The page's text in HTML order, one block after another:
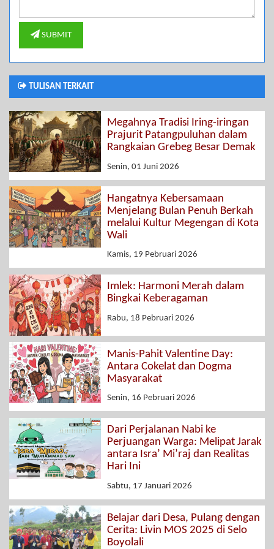
SUBMIT
TULISAN TERKAIT
Megahnya Tradisi Iring-iringan
Prajurit Patangpuluhan dalam
Rangkaian Grebeg Besar Demak
Senin, 01 Juni 2026
Hangatnya Kebersamaan
Menjelang Bulan Penuh Berkah
melalui Kultur Megengan di Kota
Wali
Kamis, 19 Pebruari 2026
Imlek: Harmoni Merah dalam
Bingkai Keberagaman
Rabu, 18 Pebruari 2026
Manis-Pahit Valentine Day:
Antara Cokelat dan Dogma
Masyarakat
Senin, 16 Pebruari 2026
Dari Perjalanan Nabi ke
Perjuangan Warga: Melipat Jarak
antara Isra’ Mi’raj dan Realitas
Hari Ini
Sabtu, 17 Januari 2026
Belajar dari Desa, Pulang dengan
Cerita: Livin MOS 2025 di Selo
Boyolali